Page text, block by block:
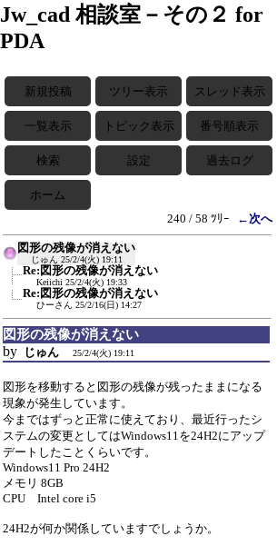
Jw_cad 相談室－その２ for
PDA
新規投稿 ツリー表示 スレッド表示
一覧表示 トピック表示 番号順表示
検索 設定 過去ログ
ホーム
240 / 58 ﾂﾘｰ
←次へ
図形の残像が消えない
じゅん 25/2/4(火) 19:11
Re:図形の残像が消えない
Keiichi 25/2/4(火) 19:33
Re:図形の残像が消えない
ひーさん 25/2/16(日) 14:27
図形の残像が消えない
by じゅん 25/2/4(火) 19:11
図形を移動すると図形の残像が残ったままになる
現象が発生しています。
今まではずっと正常に使えており、最近行ったシ
ステムの変更としてはWindows11を24H2にアップ
デートしたことくらいです。
Windows11 Pro 24H2
メモリ 8GB
CPU Intel core i5
24H2が何か関係していますでしょうか。